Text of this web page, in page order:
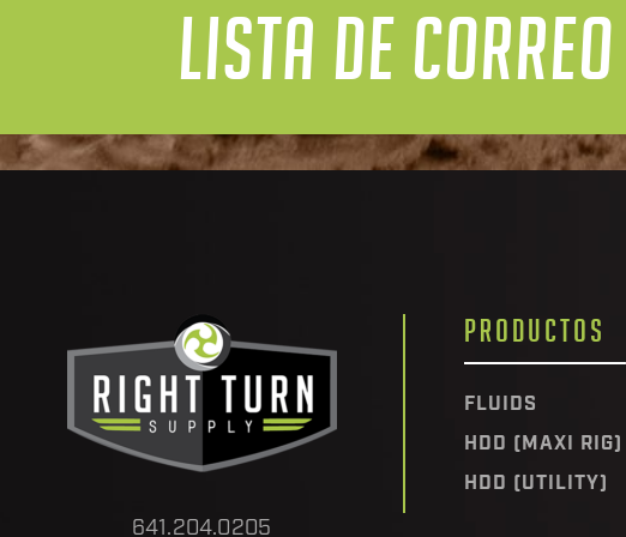
LISTA DE CORREO
641.204.0205
PRODUCTOS
FLUIDS
HDD (MAXI RIG)
HDD (UTILITY)